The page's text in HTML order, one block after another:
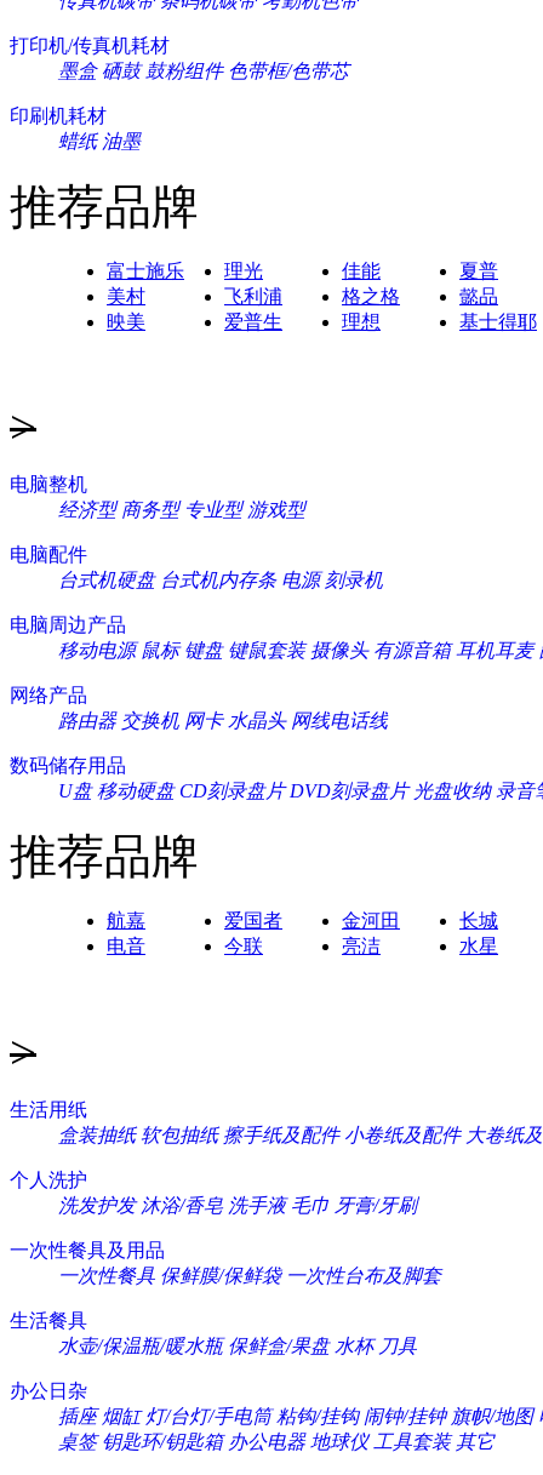
打印机/传真机耗材
墨盒 硒鼓 鼓粉组件 色带框/色带芯
印刷机耗材
蜡纸 油墨
推荐品牌
富士施乐 理光 佳能
夏普
美村
飞利浦 格之格
懿品
映美
爱普生 理想 基士得耶
>
电脑整机
经济型 商务型 专业型 游戏型
电脑配件
台式机硬盘 台式机内存条 电源 刻录机
电脑周边产品
移动电源 鼠标 键盘 键鼠套装 摄像头 有源音箱 耳机耳麦
网络产品
路由器 交换机 网卡 水晶头 网线电话线
数码储存用品
U盘 移动硬盘 CD刻录盘片 DVD刻录盘片 光盘收纳 录音
推荐品牌
航嘉 爱国者 金河田
长城
电音
今联 亮洁 水星
>
生活用纸
盒装抽纸 软包抽纸 擦手纸及配件 小卷纸及配件 大卷纸
个人洗护
洗发护发 沐浴/香皂 洗手液 毛巾 牙膏/牙刷
一次性餐具及用品
一次性餐具 保鲜膜/保鲜袋 一次性台布及脚套
生活餐具
水壶/保温瓶/暖水瓶 保鲜盒/果盘 水杯 刀具
办公日杂
插座 烟缸 灯/台灯/手电筒 粘钩/挂钩 闹钟/挂钟 旗帜/地图
桌签 钥匙环/钥匙箱 办公电器 地球仪 工具套装 其它